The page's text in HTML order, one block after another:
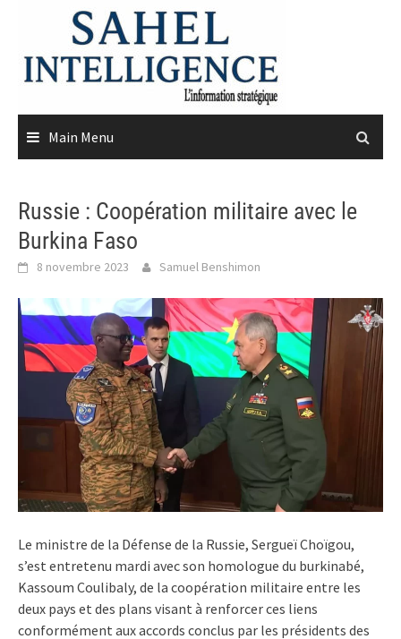
content
Main Menu
Russie : Coopération militaire avec le
Burkina Faso
8 novembre 2023 Samuel Benshimon
Le ministre de la Défense de la Russie, Sergueï Choïgou,
s’est entretenu mardi avec son homologue du burkinabé,
Kassoum Coulibaly, de la coopération militaire entre les
deux pays et des plans visant à renforcer ces liens
conformément aux accords conclus par les présidents des